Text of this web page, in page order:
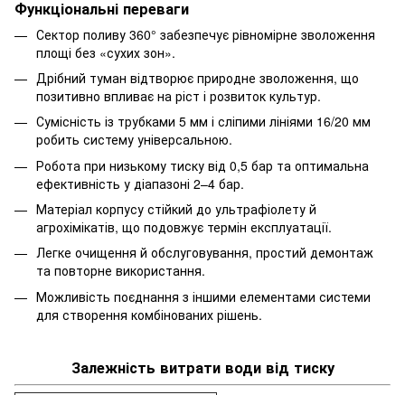
Функціональні переваги
Сектор поливу 360° забезпечує рівномірне зволоження
площі без «сухих зон».
Дрібний туман відтворює природне зволоження, що
позитивно впливає на ріст і розвиток культур.
Сумісність із трубками 5 мм і сліпими лініями 16/20 мм
робить систему універсальною.
Робота при низькому тиску від 0,5 бар та оптимальна
ефективність у діапазоні 2–4 бар.
Матеріал корпусу стійкий до ультрафіолету й
агрохімікатів, що подовжує термін експлуатації.
Легке очищення й обслуговування, простий демонтаж
та повторне використання.
Можливість поєднання з іншими елементами системи
для створення комбінованих рішень.
Залежність витрати води від тиску